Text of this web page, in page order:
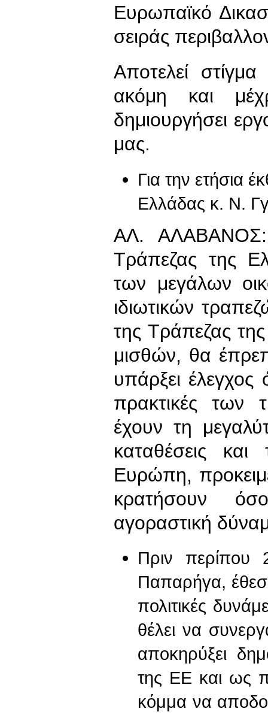
Ευρωπαϊκό
σειράς
Αποτελεί
ακόμη και
δημιουργήσει
μας.
Για την ετήσια
Ελλάδας κ. Ν.
ΑΛ. ΑΛΑΒΑΝΟΣ:
Τράπεζας της
των μεγάλων
ιδιωτικών
της Τράπεζας
μισθών, θα
υπάρξει
πρακτικές των
έχουν τη
καταθέσεις
Ευρώπη,
κρατήσουν
αγοραστική
Πριν
Παπαρήγα,
πολιτικές
θέλει να
αποκηρύξει
της ΕΕ και ως
κόμμα να